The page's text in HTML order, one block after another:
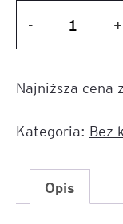
ilość
Płatność
szkolenie:
Time
- +
Najniższa cena
Kategoria: Bez
Opis